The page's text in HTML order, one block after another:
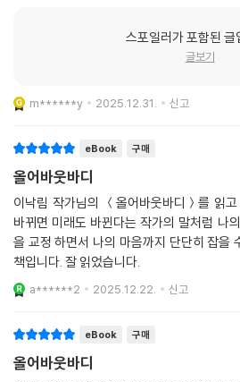
스포일러가 포함된 글
글보기
m******y 2025.12.31. 신고
eBook 구매
올어바웃바디
이낙림 작가님의 ＜올어바웃바디＞를 읽
바뀌면 미래도 바뀐다는 작가의 말처럼 나
을 교정 하면서 나의 마음까지 단단히 잡을
책입니다. 잘 읽었습니다.
a******2 2025.12.22. 신고
eBook 구매
올어바웃바디